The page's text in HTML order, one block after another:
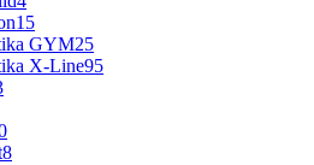
15
GYM25
X-Line95
8